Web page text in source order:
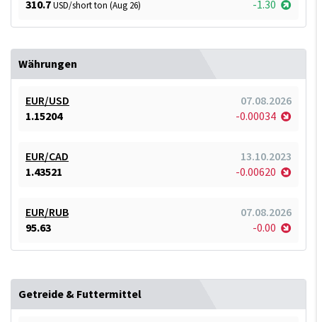
310.7USD/short ton (Aug 26) -1.30
Währungen
EUR/USD
07.08.2026
1.15204
-0.00034
EUR/CAD
13.10.2023
1.43521
-0.00620
EUR/RUB
07.08.2026
95.63
-0.00
Getreide & Futtermittel